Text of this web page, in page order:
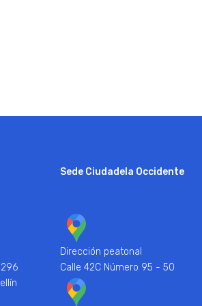
Sede Ciudadela Occidente
Dirección peatonal
Calle 42C Número 95 - 50